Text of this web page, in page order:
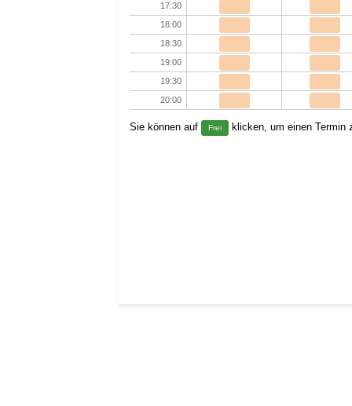
17:30
18:00
18:30
19:00
19:30
20:00
Sie können auf Frei klicken, um einen Termin